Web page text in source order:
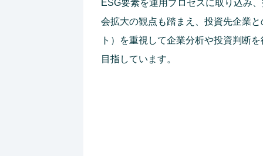
ESG要素を運用プロセスに取り込み
会拡大の観点も踏まえ、投資先企業
ト）を重視して企業分析や投資判断
目指しています。